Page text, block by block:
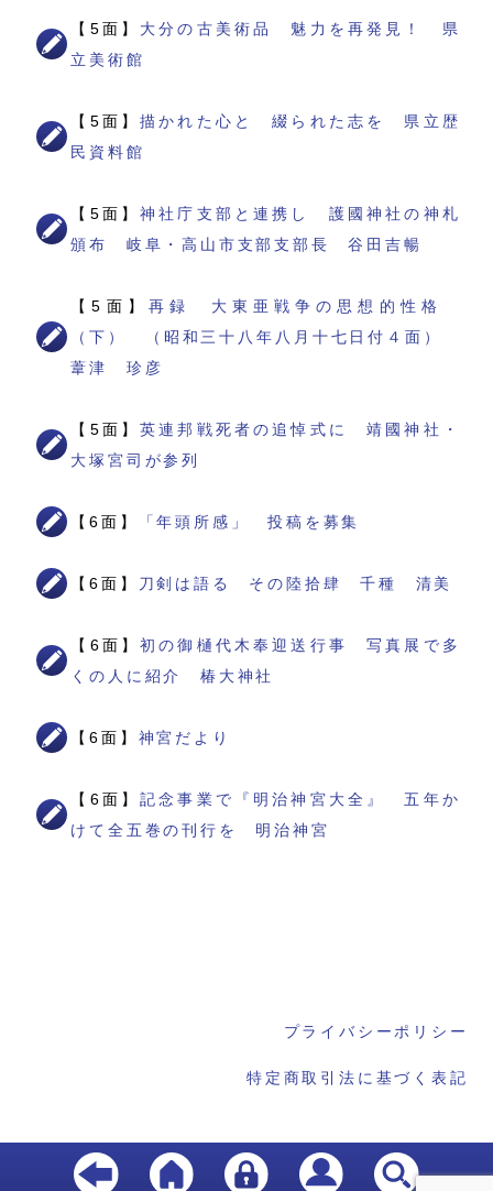
【5面】 大分の古美術品 魅力を再発見！ 県
立美術館
【5面】描かれた心と 綴られた志を 県立歴
民資料館
【5面】神社庁支部と連携し 護國神社の神札
頒布 岐阜・高山市支部支部長 谷田吉暢
【5面】 再録 大東亜戦争の思想的性格
（下） （昭和三十八年八月十七日付４面）
葦津 珍彦
【5面】英連邦戦死者の追悼式に 靖國神社・
大塚宮司が参列
【6面】 「年頭所感」 投稿を募集
【6面】 刀剣は語る その陸拾肆 千種 清美
【6面】初の御樋代木奉迎送行事 写真展で多
くの人に紹介 椿大神社
【6面】 神宮だより
【6面】記念事業で『明治神宮大全』 五年か
けて全五巻の刊行を 明治神宮
プライバシーポリシー
特定商取引法に基づく表記